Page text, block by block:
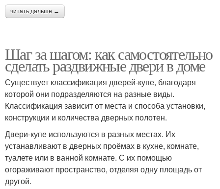
читать дальше →
Шаг за шагом: как самостоятельно
сделать раздвижные двери в доме
Существует классификация дверей-купе, благодаря
которой они подразделяются на разные виды.
Классификация зависит от места и способа установки,
конструкции и количества дверных полотен.
Двери-купе используются в разных местах. Их
устанавливают в дверных проёмах в кухне, комнате,
туалете или в ванной комнате. С их помощью
огораживают пространство, отделяя одну площадь от
другой.